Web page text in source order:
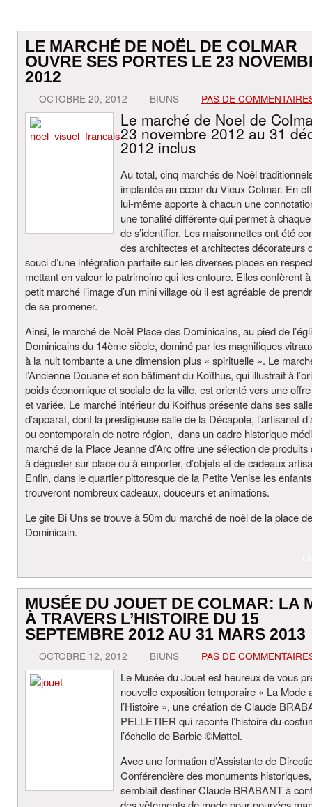
LE MARCHÉ DE NOËL DE COLMAR
OUVRE SES PORTES LE 23
2012
OCTOBRE 20, 2012 BIUNS PAS DE
Le marché de Noel de
23 novembre 2012 au 31
2012 inclus
Au total, cinq marchés de Noël
implantés au cœur du Vieux Colmar. En
lui-même apporte à chacun une
une tonalité différente qui permet à
de s’identifier. Les maisonnettes ont été
des architectes et architectes décorateurs
souci d’une intégration parfaite sur les diverses places en
mettant en valeur le patrimoine qui les entoure. Elles confèrent
petit marché l’image d’un mini village où il est agréable de
de se promener.
Ainsi, le marché de Noël Place des Dominicains, au pied de
Dominicains du 14ème siècle, dominé par les magnifiques
à la nuit tombante a une dimension plus « spirituelle ». Le
l’Ancienne Douane et son bâtiment du Koïfhus, qui illustrait à
poids économique et sociale de la ville, est orienté vers une
et variée. Le marché intérieur du Koïfhus présente dans ses
d’apparat, dont la prestigieuse salle de la Décapole, l’artisanat
ou contemporain de notre région, dans un cadre historique
marché de la Place Jeanne d’Arc offre une sélection de
à déguster sur place ou à emporter, d’objets et de cadeaux
Enfin, dans le quartier pittoresque de la Petite Venise les enfants
trouveront nombreux cadeaux, douceurs et animations.
Le gite Bi Uns se trouve à 50m du marché de noël de la place
Dominicain.
MUSÉE DU JOUET DE COLMAR: LA
À TRAVERS L’HISTOIRE DU 15
SEPTEMBRE 2012 AU 31 MARS 2013
OCTOBRE 12, 2012 BIUNS PAS DE
Le Musée du Jouet est heureux de vous
nouvelle exposition temporaire « La Mode
l’Histoire », une création de Claude
PELLETIER qui raconte l’histoire du
l’échelle de Barbie ©Mattel.
Avec une formation d’Assistante de
Conférencière des monuments
semblait destiner Claude BRABANT à